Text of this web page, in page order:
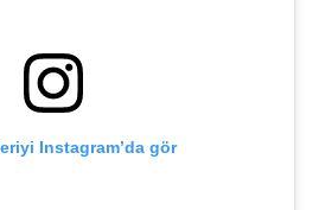
Instagram’da gör